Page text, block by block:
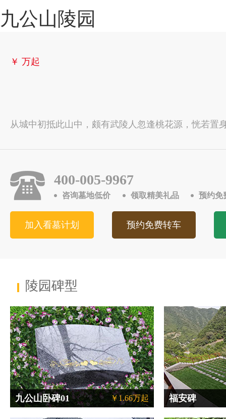
九公山陵园
￥ 万起
从城中初抵此山中，颇有武陵人忽逢桃花源，恍若置
400-005-9967
咨询墓地低价 领取精美礼品 预约免
加入看墓计划 预约免费转车
陵园碑型
九公山卧碑01 ￥1.66万起 福安碑